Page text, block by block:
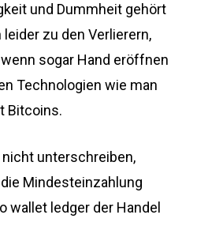
und Dummheit gehört
zu den Verlierern,
sogar Hand eröffnen
Technologien wie man
Bitcoins.
nicht unterschreiben,
Mindesteinzahlung
wallet ledger der Handel